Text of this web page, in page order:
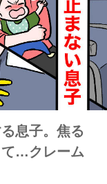
息子。焦る
て…クレーム